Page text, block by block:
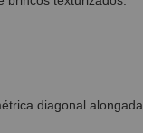
diagonal alongada